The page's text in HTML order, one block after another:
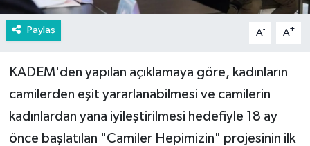
Paylaş A- A+
KADEM'den yapılan açıklamaya göre, kadınların
camilerden eşit yararlanabilmesi ve camilerin
kadınlardan yana iyileştirilmesi hedefiyle 18 ay
önce başlatılan "Camiler Hepimizin" projesinin ilk